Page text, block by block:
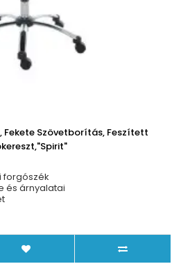
Fekete Szövetborítás, Feszített
forgószék
és árnyalatai